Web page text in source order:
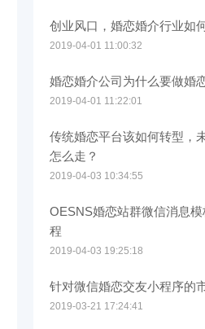
创业风口，婚恋婚介行业如
2019-04-01 11:00:32
婚恋婚介公司为什么要做婚
2019-04-01 11:22:01
传统婚恋平台该如何转型，
怎么走？
2019-04-03 10:34:55
OESNS婚恋站群微信消息
程
2019-04-03 19:25:18
针对微信婚恋交友小程序的
2019-03-21 17:24:41